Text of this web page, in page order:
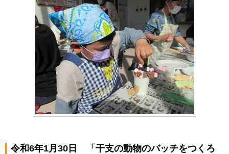
令和6年1月30日 「干支の動物のバッチをつくろ